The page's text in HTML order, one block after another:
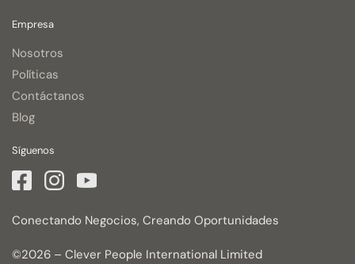
Empresa
Nosotros
Políticas
Contáctanos
Blog
Síguenos
Conectando Negocios, Creando Oportunidades
©2026 – Clever People International Limited